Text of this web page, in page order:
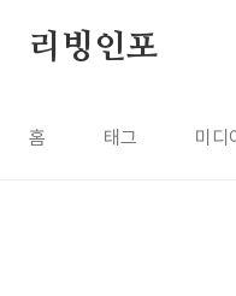
리빙인포
홈 태그 미디